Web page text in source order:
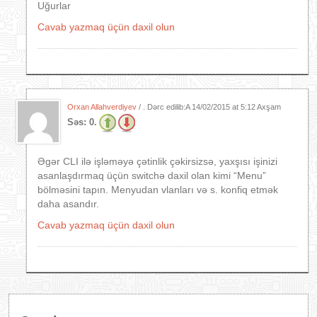
Uğurlar
Cavab yazmaq üçün daxil olun
Orxan Allahverdiyev / . Dərc edilib:A 14/02/2015 at 5:12 Axşam
Səs: 0.
Əgər CLI ilə işləməyə çətinlik çəkirsizsə, yaxşısı işinizi
asanlaşdırmaq üçün switchə daxil olan kimi “Menu”
bölməsini tapın. Menyudan vlanları və s. konfiq etmək
daha asandır.
Cavab yazmaq üçün daxil olun